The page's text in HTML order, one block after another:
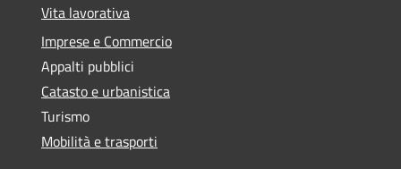
Vita lavorativa
Imprese e Commercio
Appalti pubblici
Catasto e urbanistica
Turismo
Mobilità e trasporti